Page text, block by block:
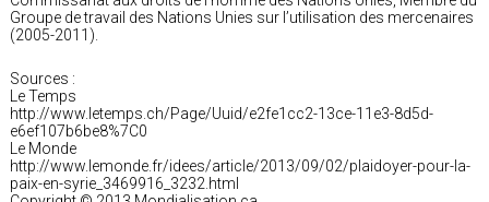
Groupe de travail des Nations Unies sur l’utilisation des mercenaires
(2005-2011).
Sources :
Le Temps
http://www.letemps.ch/Page/Uuid/e2fe1cc2-13ce-11e3-8d5d-
e6ef107b6be8%7C0
Le Monde
http://www.lemonde.fr/idees/article/2013/09/02/plaidoyer-pour-la-
paix-en-syrie_3469916_3232.html